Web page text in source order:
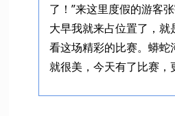
了！”来这里度假的游客
大早我就来占位置了，就
看这场精彩的比赛。蟒蛇
就很美，今天有了比赛，